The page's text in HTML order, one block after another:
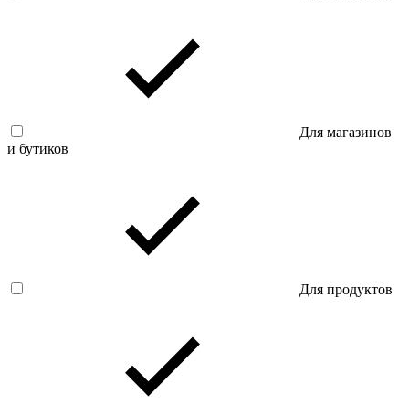
Для магазинов
и бутиков
Для продуктов